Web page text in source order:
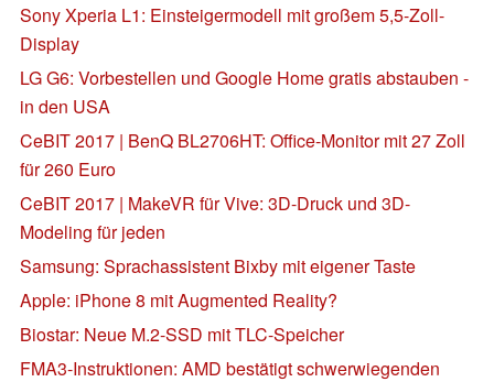
Sony Xperia L1: Einsteigermodell mit großem 5,5-Zoll-
Display
LG G6: Vorbestellen und Google Home gratis abstauben -
in den USA
CeBIT 2017 | BenQ BL2706HT: Office-Monitor mit 27 Zoll
für 260 Euro
CeBIT 2017 | MakeVR für Vive: 3D-Druck und 3D-
Modeling für jeden
Samsung: Sprachassistent Bixby mit eigener Taste
Apple: iPhone 8 mit Augmented Reality?
Biostar: Neue M.2-SSD mit TLC-Speicher
FMA3-Instruktionen: AMD bestätigt schwerwiegenden